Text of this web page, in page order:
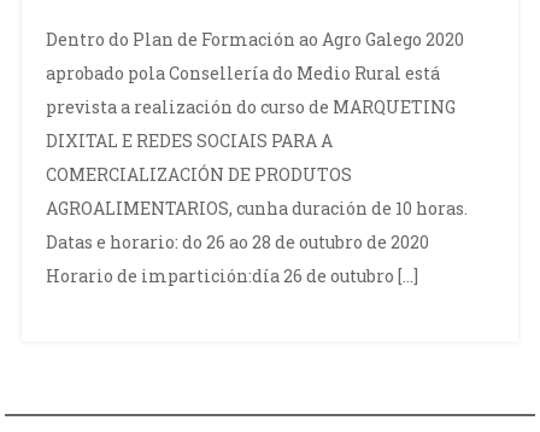
Dentro do Plan de Formación ao Agro Galego 2020
aprobado pola Consellería do Medio Rural está
prevista a realización do curso de MARQUETING
DIXITAL E REDES SOCIAIS PARA A
COMERCIALIZACIÓN DE PRODUTOS
AGROALIMENTARIOS, cunha duración de 10 horas.
Datas e horario: do 26 ao 28 de outubro de 2020
Horario de impartición:día 26 de outubro […]